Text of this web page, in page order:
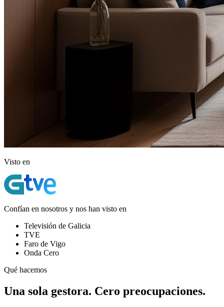
Visto en
Confían en nosotros y nos han visto en
Televisión de Galicia
TVE
Faro de Vigo
Onda Cero
Qué hacemos
Una sola gestora. Cero preocupaciones.